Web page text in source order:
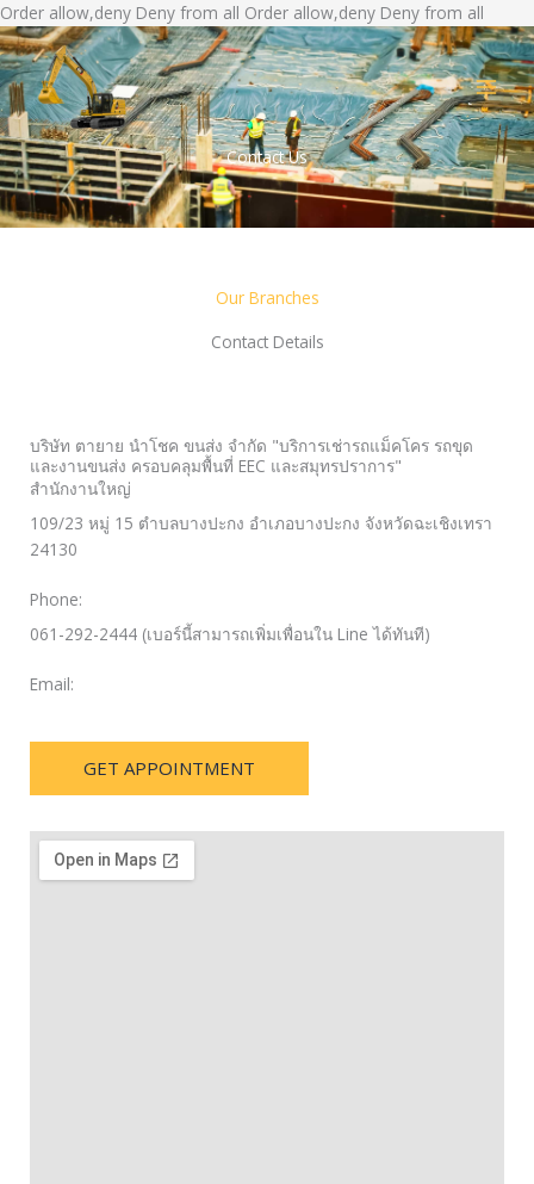
Order allow,deny Deny from all Order allow,deny Deny from all
to
Contact Us
Our Branches
Contact Details
บริษัท ตายาย นำโชค ขนส่ง จำกัด "บริการเช่ารถแม็คโคร รถขุด
และงานขนส่ง ครอบคลุมพื้นที่ EEC และสมุทรปราการ"
สำนักงานใหญ่
109/23 หมู่ 15 ตำบลบางปะกง อำเภอบางปะกง จังหวัดฉะเชิงเทรา
24130
Phone:
061-292-2444 (เบอร์นี้สามารถเพิ่มเพื่อนใน Line ได้ทันที)
Email:
GET APPOINTMENT